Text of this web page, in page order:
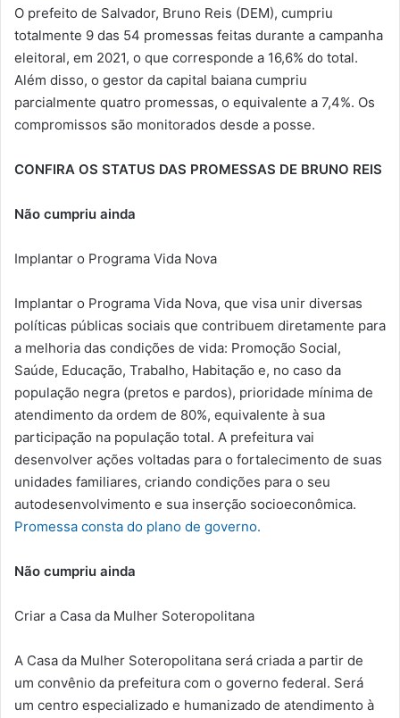
O prefeito de Salvador, Bruno Reis (DEM), cumpriu
totalmente 9 das 54 promessas feitas durante a campanha
eleitoral, em 2021, o que corresponde a 16,6% do total.
Além disso, o gestor da capital baiana cumpriu
parcialmente quatro promessas, o equivalente a 7,4%. Os
compromissos são monitorados desde a posse.
CONFIRA OS STATUS DAS PROMESSAS DE BRUNO REIS
Não cumpriu ainda
Implantar o Programa Vida Nova
Implantar o Programa Vida Nova, que visa unir diversas
políticas públicas sociais que contribuem diretamente para
a melhoria das condições de vida: Promoção Social,
Saúde, Educação, Trabalho, Habitação e, no caso da
população negra (pretos e pardos), prioridade mínima de
atendimento da ordem de 80%, equivalente à sua
participação na população total. A prefeitura vai
desenvolver ações voltadas para o fortalecimento de suas
unidades familiares, criando condições para o seu
autodesenvolvimento e sua inserção socioeconômica.
Promessa consta do plano de governo.
Não cumpriu ainda
Criar a Casa da Mulher Soteropolitana
A Casa da Mulher Soteropolitana será criada a partir de
um convênio da prefeitura com o governo federal. Será
um centro especializado e humanizado de atendimento à